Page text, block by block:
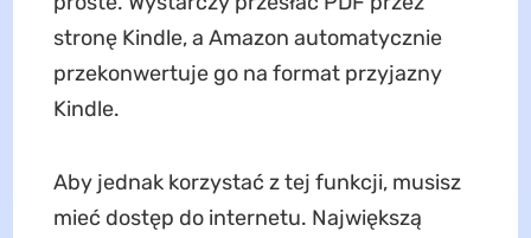
stronę Kindle, a Amazon automatycznie
przekonwertuje go na format przyjazny
Kindle.
Aby jednak korzystać z tej funkcji, musisz
mieć dostęp do internetu. Największą